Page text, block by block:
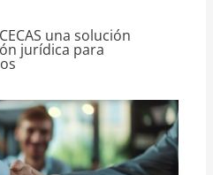
una solución
jurídica para